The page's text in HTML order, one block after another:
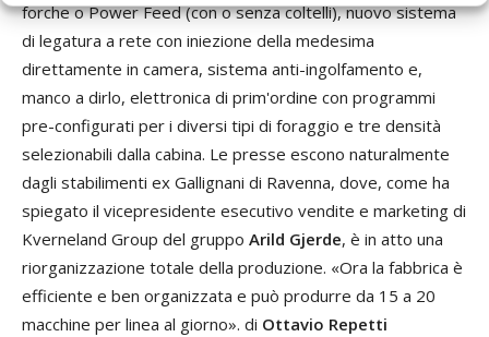
forche o Power Feed (con o senza coltelli), nuovo sistema
di legatura a rete con iniezione della medesima
direttamente in camera, sistema anti-ingolfamento e,
manco a dirlo, elettronica di prim'ordine con programmi
pre-configurati per i diversi tipi di foraggio e tre densità
selezionabili dalla cabina. Le presse escono naturalmente
dagli stabilimenti ex Gallignani di Ravenna, dove, come ha
spiegato il vicepresidente esecutivo vendite e marketing di
Kverneland Group del gruppo Arild Gjerde, è in atto una
riorganizzazione totale della produzione. «Ora la fabbrica è
efficiente e ben organizzata e può produrre da 15 a 20
macchine per linea al giorno». di Ottavio Repetti